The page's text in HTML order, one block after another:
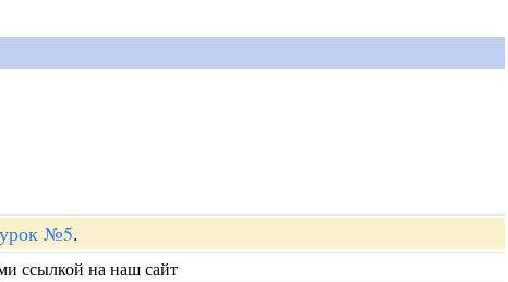
урок №5.
ссылкой на наш сайт